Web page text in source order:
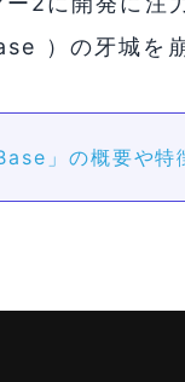
）の牙城を
」の概要や特